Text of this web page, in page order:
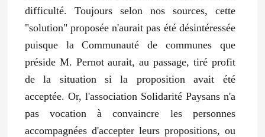
difficulté. Toujours selon nos sources, cette
"solution" proposée n'aurait pas été désintéressée
puisque la Communauté de communes que
préside M. Pernot aurait, au passage, tiré profit
de la situation si la proposition avait été
acceptée. Or, l'association Solidarité Paysans n'a
pas vocation à convaincre les personnes
accompagnées d'accepter leurs propositions, ou